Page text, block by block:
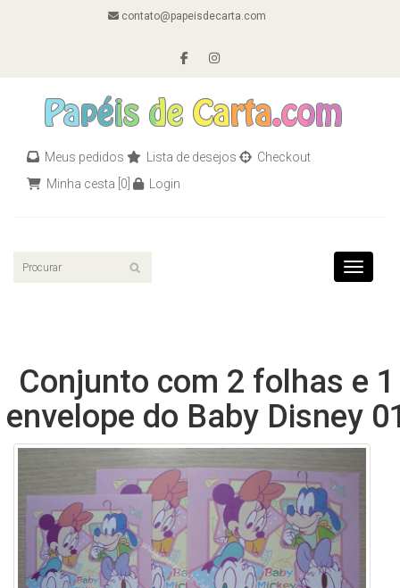
contato@papeisdecarta.com
Meus pedidos Lista de desejos
Checkout
Minha cesta [0] Login
Toggle
Conjunto com 2 folhas e 1
envelope do Baby Disney